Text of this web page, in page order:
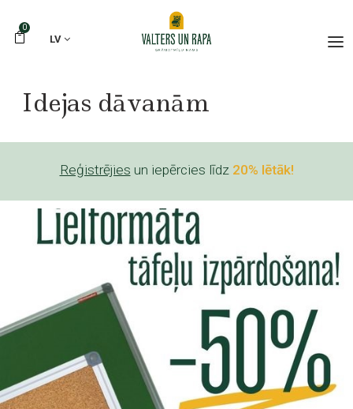
0
LV
Idejas dāvanām
Reģistrējies un iepērcies līdz 20% lētāk!